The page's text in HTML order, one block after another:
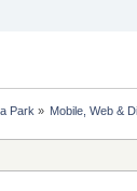
Park » Mobile, Web &